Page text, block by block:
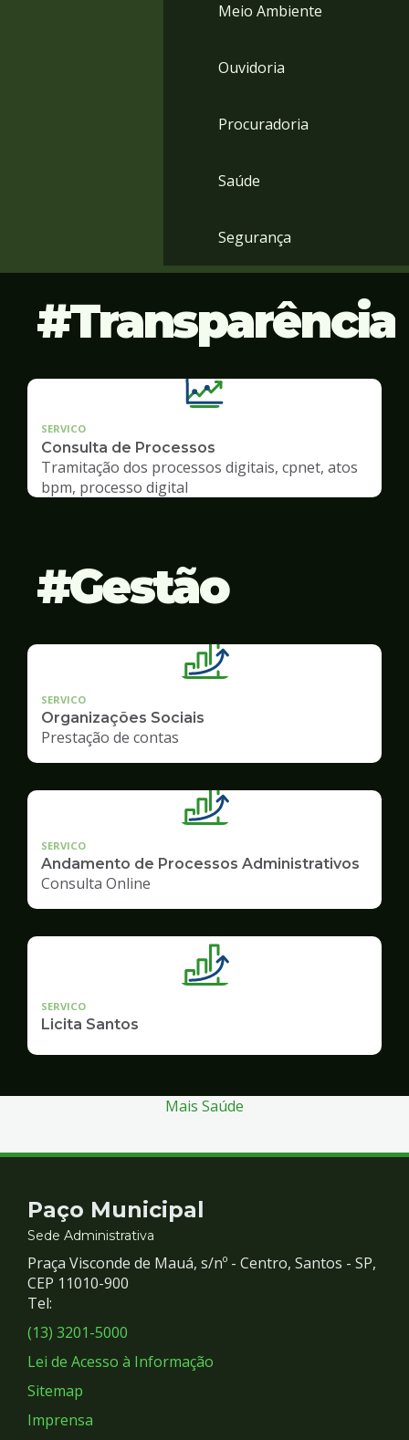
Meio Ambiente
Ouvidoria
Procuradoria
Saúde
Segurança
Transparência
SERVICO
Consulta de Processos
Tramitação dos processos digitais, cpnet, atos
bpm, processo digital
Gestão
SERVICO
Organizações Sociais
Prestação de contas
SERVICO
Andamento de Processos Administrativos
Consulta Online
SERVICO
Licita Santos
Mais Saúde
Contato
e
Redes
Sociais
Paço Municipal
Sede Administrativa
Praça Visconde de Mauá, s/nº - Centro, Santos - SP,
CEP 11010-900
Tel:
(13) 3201-5000
Lei de Acesso à Informação
Sitemap
Imprensa